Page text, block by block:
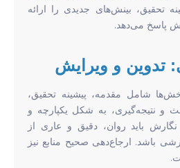
تحقیق، بینش‌های جدیدی را ارائه
پاسخ می‌دهد.
شامل مقدمه، پیشینه تحقیق،
و نتیجه‌گیری، به شکل یکپارچه و
باید روان، دقیق و عاری از
باشد. ارجاع‌دهی صحیح منابع نیز